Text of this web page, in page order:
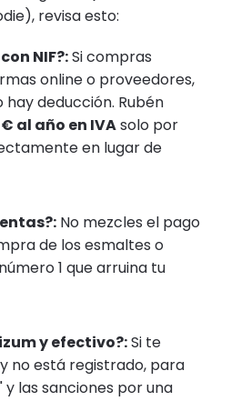
revisa esto:
NIF?:Si compras
online o proveedores,
deducción. Rubén
al año en IVAsolo por
en lugar de
No mezcles el pago
de los esmaltes o
1 que arruina tu
y efectivo?:Si te
no está registrado, para
y las sanciones por una